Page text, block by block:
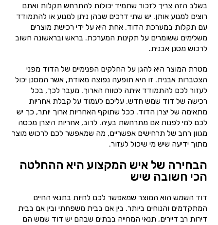
בשלב הזה צריך לזכור שתמיד יכולות להתרחש תקלות ואתם
רוצים למנוע אותן. יש שתי דרכים שבהן ניתן למנוע או להתמודד
עם תקלות במערכת הדוד. אחת היא על ידי רכישת מוצרים
משלימים ששומרים על תקינות המערכת. בראש ובראשונה חשוב
לרכוש מסנן אבנית.
מטרת המוצר היא להגן על החלקים הפנימיים של הדוד מפני
הצטברות אבנית. זו היא תופעה נפוצה מאודת, אשר המסנן יכול
לעזור לכם להתמודד איתה לטווח הארוך. מעבר לכך, בכל
רכישה של דוד שמש חדש, עליכם לעמוד על קבלת אחריות
מתאימה של יצרן הדוד. ככל שתוקף האחריות ארוך יותר, כך יש
לכם למי לפנות אם מתרחשת בעיה. לרוב, אחריות היצרן מכסה
מגוון רחב של תרחישים אפשריים, מה שמאפשר לכם לרכוש מוצר
מתוך ידיעה שיש מי שיכול לעזור.
הבחירה של איש המקצוע היא ההחלטה
הכי חשובה שיש
דוד השמש הוא המוצר שמאפשר לכם לחיות בתנאי החיים
המתקדמים והנוחים ביותר. בין אם בבית משפחתי ובין אם בבית
דירות רב דיירים, תנאי המחייה בבתים שבהם יש דוד שמש הם